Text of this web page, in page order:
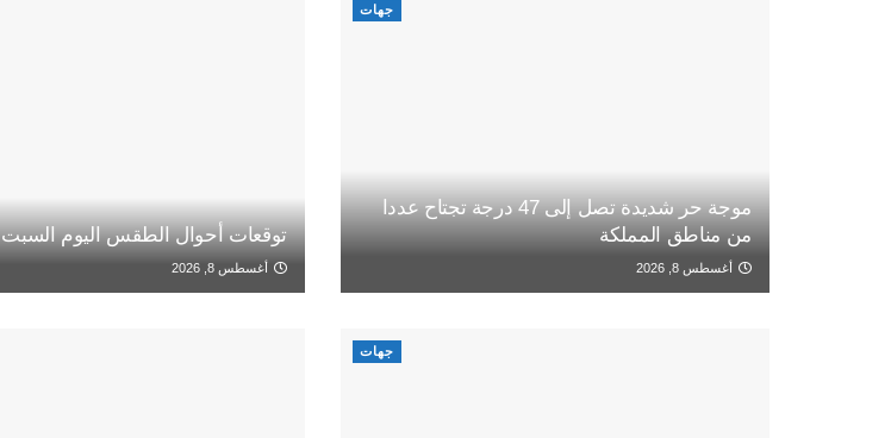
جهات
موجة حر شديدة تصل إلى 47 درجة تجتاح عددا
من مناطق المملكة
أغسطس 8, 2026
توقعات أحوال الطقس اليوم السبت
أغسطس 8, 2026
جهات